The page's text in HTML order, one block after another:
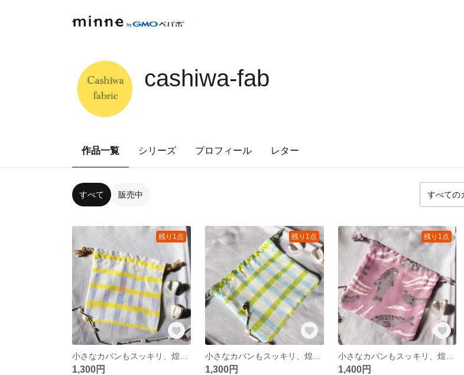
cashiwa-fab
作品一覧 シリーズ プロフィール レター
すべて 販売中
残り1点
1,300円
残り1点
1,300円
残り1点
1,400円